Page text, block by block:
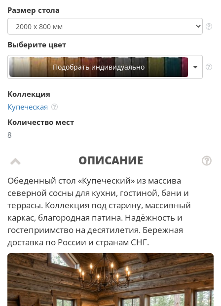
Размер стола
Выберите цвет
Подобрать индивидуально
Коллекция
Купеческая
Количество мест
8
ОПИСАНИЕ
Обеденный стол «Купеческий» из массива
северной сосны для кухни, гостиной, бани и
террасы. Коллекция под старину, массивный
каркас, благородная патина. Надёжность и
гостеприимство на десятилетия. Бережная
доставка по России и странам СНГ.